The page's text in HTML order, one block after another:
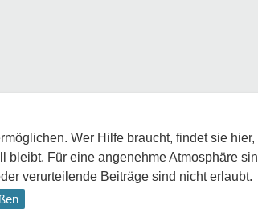
Wer Hilfe braucht, findet sie
bleibt. Für eine angenehme Atmosphäre
verurteilende Beiträge sind nicht erlaubt.